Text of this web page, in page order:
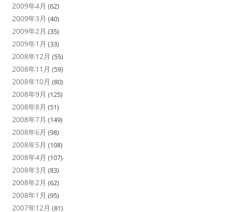
2009年4月 (62)
2009年3月 (40)
2009年2月 (35)
2009年1月 (33)
2008年12月 (55)
2008年11月 (59)
2008年10月 (80)
2008年9月 (125)
2008年8月 (51)
2008年7月 (149)
2008年6月 (98)
2008年5月 (108)
2008年4月 (107)
2008年3月 (83)
2008年2月 (62)
2008年1月 (95)
2007年12月 (81)